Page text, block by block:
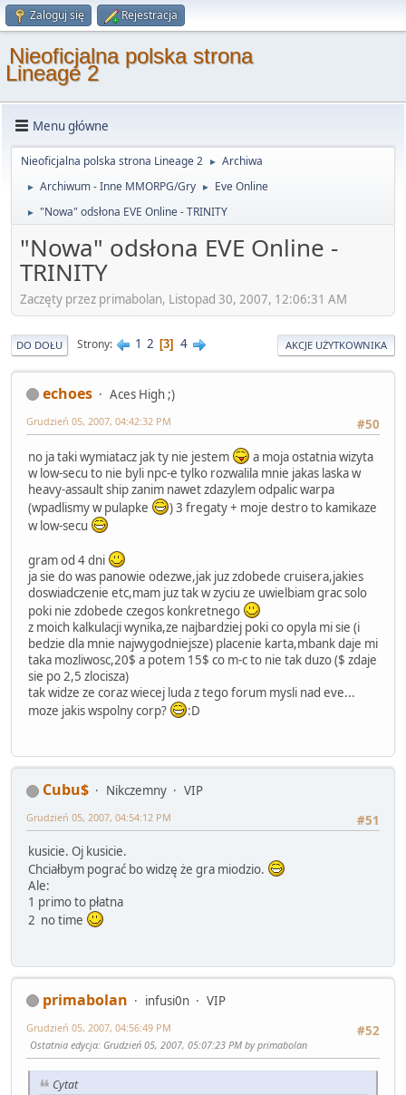
Zaloguj się Rejestracja
Nieoficjalna polska strona
Lineage 2
Menu główne
Nieoficjalna polska strona Lineage 2 ► Archiwa
► Archiwum - Inne MMORPG/Gry ► Eve Online
► "Nowa" odsłona EVE Online - TRINITY
"Nowa" odsłona EVE Online -
TRINITY
Zaczęty przez primabolan, Listopad 30, 2007, 12:06:31 AM
DO DOŁU Strony 1 2 3 4 AKCJE UŻYTKOWNIKA
echoes
Aces High ;)
#50
Grudzień 05, 2007, 04:42:32 PM
no ja taki wymiatacz jak ty nie jestem
a moja ostatnia wizyta
w low-secu to nie byli npc-e tylko rozwalila mnie jakas laska w
heavy-assault ship zanim nawet zdazylem odpalic warpa
(wpadlismy w pulapke
) 3 fregaty + moje destro to kamikaze
w low-secu
gram od 4 dni
ja sie do was panowie odezwe,jak juz zdobede cruisera,jakies
doswiadczenie etc,mam juz tak w zyciu ze uwielbiam grac solo
poki nie zdobede czegos konkretnego
z moich kalkulacji wynika,ze najbardziej poki co opyla mi sie (i
bedzie dla mnie najwygodniejsze) placenie karta,mbank daje mi
taka mozliwosc,20$ a potem 15$ co m-c to nie tak duzo ($ zdaje
sie po 2,5 zlocisza)
tak widze ze coraz wiecej luda z tego forum mysli nad eve...
moze jakis wspolny corp?
:D
Cubu$ Nikczemny
VIP
#51
Grudzień 05, 2007, 04:54:12 PM
kusicie. Oj kusicie.
Chciałbym pograć bo widzę że gra miodzio.
Ale:
1 primo to płatna
2 no time
primabolan infusi0n
VIP
#52
Grudzień 05, 2007, 04:56:49 PM
Ostatnia edycja: Grudzień 05, 2007, 05:07:23 PM by primabolan
Cytat